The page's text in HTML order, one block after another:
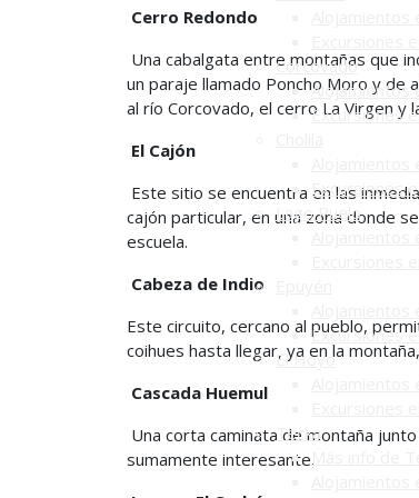
Corcovado
Alojamientos
Excursiones
Excursiones
Lago Puelo
Excursiones
El Hoyo
Tecka
Cerro Redondo
Una cabalgata entre montañas que
un paraje llamado Poncho Moro y de
al río Corcovado, el cerro La Virgen y
El Cajón
Este sitio se encuentra en las
cajón particular, en una zona donde
escuela.
Cabeza de Indio
Este circuito, cercano al pueblo,
coihues hasta llegar, ya en la
Cascada Huemul
Una corta caminata de montaña
sumamente interesante.